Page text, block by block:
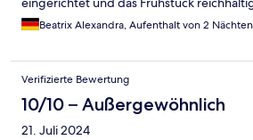
Das Team freundlich und zuvorkommend.
auf jeden Fall weiterempfehlen.
Beatrix Alexandra, Aufenthalt von 2 Nächten
Verifizierte Bewertung
10/10 – Außergewöhnlich
21. Juli 2024